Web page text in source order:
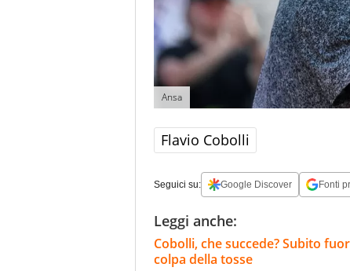
Ansa
Flavio Cobolli
Seguici su: Google Discover Fonti
Leggi anche:
Cobolli, che succede? Subito
colpa della tosse